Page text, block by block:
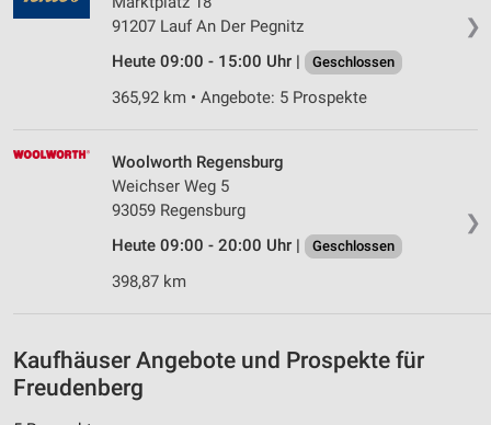
❯
91207 Lauf An Der Pegnitz
Heute 09:00 - 15:00 Uhr |
Geschlossen
365,92 km • Angebote: 5 Prospekte
❯
Woolworth Regensburg
Weichser Weg 5
93059 Regensburg
Heute 09:00 - 20:00 Uhr |
Geschlossen
398,87 km
Kaufhäuser Angebote und Prospekte für
Freudenberg
Messung der Performance von Inhalten
Kombinationen von Daten aus verschiedenen
Entwicklung und Verbesserung der Angebote
Verwendung reduzierter Daten zur Auswahl von
Informationen identifizieren
Nicht-IAB-Verarbeitungszwecke: